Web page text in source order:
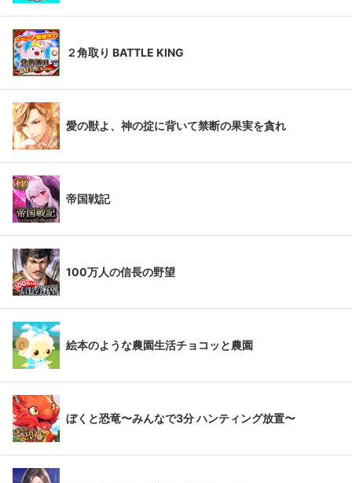
２角取り BATTLE KING
愛の獣よ、神の掟に背いて禁断の果実を貪れ
帝国戦記
100万人の信長の野望
絵本のような農園生活チョコッと農園
ぼくと恐竜〜みんなで3分 ハンティング放置〜